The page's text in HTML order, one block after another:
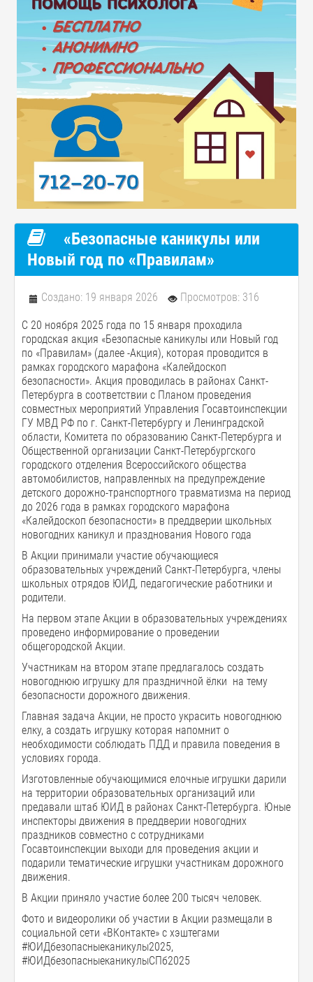
«Безопасные каникулы или
Новый год по «Правилам»
Создано: 19 января 2026 Просмотров: 316
С 20 ноября 2025 года по 15 января проходила
городская акция «Безопасные каникулы или Новый год
по «Правилам» (далее -Акция), которая проводится в
рамках городского марафона «Калейдоскоп
безопасности». Акция проводилась в районах Санкт-
Петербурга в соответствии с Планом проведения
совместных мероприятий Управления Госавтоинспекции
ГУ МВД РФ по г. Санкт-Петербургу и Ленинградской
области, Комитета по образованию Санкт-Петербурга и
Общественной организации Санкт-Петербургского
городского отделения Всероссийского общества
автомобилистов, направленных на предупреждение
детского дорожно-транспортного травматизма на период
до 2026 года в рамках городского марафона
«Калейдоскоп безопасности» в преддверии школьных
новогодних каникул и празднования Нового года
В Акции принимали участие обучающиеся
образовательных учреждений Санкт-Петербурга, члены
школьных отрядов ЮИД, педагогические работники и
родители.
На первом этапе Акции в образовательных учреждениях
проведено информирование о проведении
общегородской Акции.
Участникам на втором этапе предлагалось создать
новогоднюю игрушку для праздничной ёлки на тему
безопасности дорожного движения.
Главная задача Акции, не просто украсить новогоднюю
елку, а создать игрушку которая напомнит о
необходимости соблюдать ПДД и правила поведения в
условиях города.
Изготовленные обучающимися елочные игрушки дарили
на территории образовательных организаций или
предавали штаб ЮИД в районах Санкт-Петербурга. Юные
инспекторы движения в преддверии новогодних
праздников совместно с сотрудниками
Госавтоинспекции выходи для проведения акции и
подарили тематические игрушки участникам дорожного
движения.
В Акции приняло участие более 200 тысяч человек.
Фото и видеоролики об участии в Акции размещали в
социальной сети «ВКонтакте» с хэштегами
#ЮИДбезопасныеканикулы2025,
#ЮИДбезопасныеканикулыСПб2025